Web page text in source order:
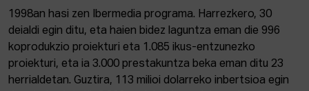
1998an hasi zen Ibermedia programa. Harrezkero, 30
deialdi egin ditu, eta haien bidez laguntza eman die 996
koprodukzio proiekturi eta 1.085 ikus-entzunezko
proiekturi, eta ia 3.000 prestakuntza beka eman ditu 23
herrialdetan. Guztira, 113 milioi dolarreko inbertsioa egin